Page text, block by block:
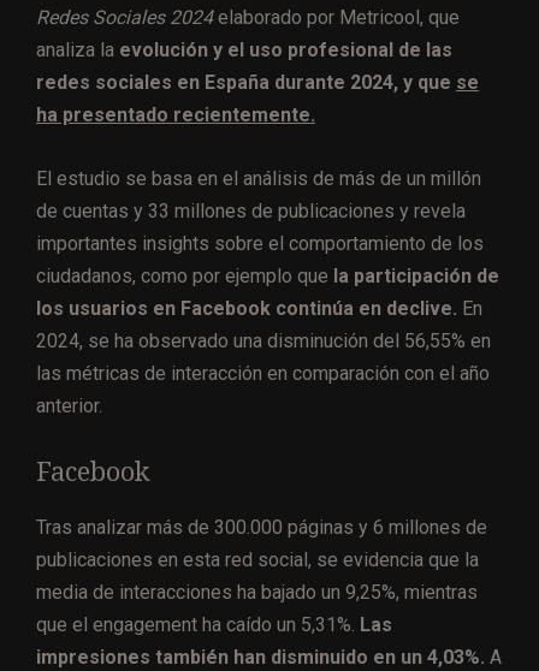
Redes Sociales 2024elaborado por Metricool, que
analiza la evolución y el uso profesional de las
redes sociales en España durante 2024, y que se
ha presentado recientemente.
El estudio se basa en el análisis de más de un millón
de cuentas y 33 millones de publicaciones y revela
importantes insights sobre el comportamiento de los
ciudadanos, como por ejemplo que la participación de
los usuarios en Facebook continúa en declive. En
2024, se ha observado una disminución del 56,55% en
las métricas de interacción en comparación con el año
anterior.
Facebook
Tras analizar más de 300.000 páginas y 6 millones de
publicaciones en esta red social, se evidencia que la
media de interacciones ha bajado un 9,25%, mientras
que el engagement ha caído un 5,31%. Las
impresiones también han disminuido en un 4,03%. A